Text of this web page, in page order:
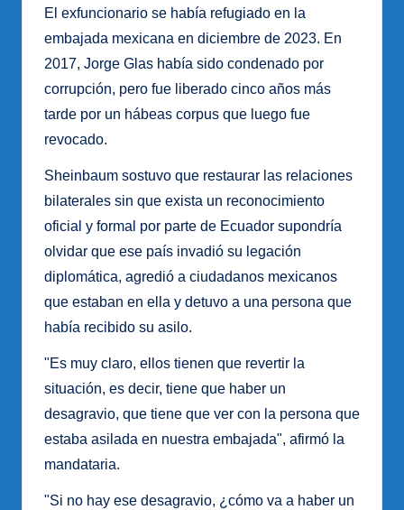
El exfuncionario se había refugiado en la
embajada mexicana en diciembre de 2023. En
2017, Jorge Glas había sido condenado por
corrupción, pero fue liberado cinco años más
tarde por un hábeas corpus que luego fue
revocado.
Sheinbaum sostuvo que restaurar las relaciones
bilaterales sin que exista un reconocimiento
oficial y formal por parte de Ecuador supondría
olvidar que ese país invadió su legación
diplomática, agredió a ciudadanos mexicanos
que estaban en ella y detuvo a una persona que
había recibido su asilo.
"Es muy claro, ellos tienen que revertir la
situación, es decir, tiene que haber un
desagravio, que tiene que ver con la persona que
estaba asilada en nuestra embajada", afirmó la
mandataria.
"Si no hay ese desagravio, ¿cómo va a haber un